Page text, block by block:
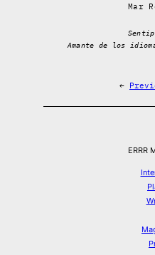
Mar
Amante de los
←
ERRR